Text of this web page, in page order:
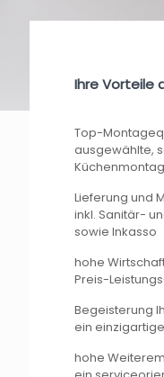
Ihre Vorteile
Top-
ausgewählte,
Lieferung und
inkl. Sanitär-
sowie Inkasso
hohe
Preis-
Begeisterung
ein
hohe